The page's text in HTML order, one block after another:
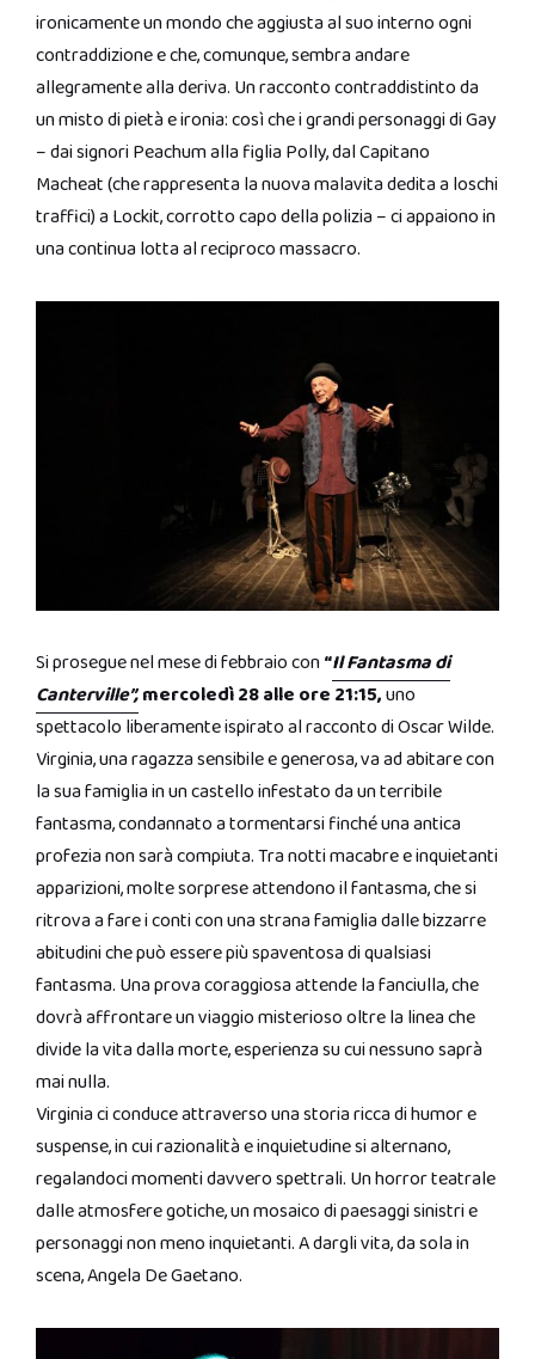
ironicamente un mondo che aggiusta al suo interno ogni
contraddizione e che, comunque, sembra andare
allegramente alla deriva. Un racconto contraddistinto da
un misto di pietà e ironia: così che i grandi personaggi di Gay
– dai signori Peachum alla figlia Polly, dal Capitano
Macheat (che rappresenta la nuova malavita dedita a loschi
traffici) a Lockit, corrotto capo della polizia – ci appaiono in
una continua lotta al reciproco massacro.
Si prosegue nel mese di febbraio con“Il Fantasma di
Canterville”,mercoledì 28 alle ore 21:15,uno
spettacolo liberamente ispirato al racconto di Oscar Wilde.
Virginia, una ragazza sensibile e generosa, va ad abitare con
la sua famiglia in un castello infestato da un terribile
fantasma, condannato a tormentarsi finché una antica
profezia non sarà compiuta. Tra notti macabre e inquietanti
apparizioni, molte sorprese attendono il fantasma, che si
ritrova a fare i conti con una strana famiglia dalle bizzarre
abitudini che può essere più spaventosa di qualsiasi
fantasma. Una prova coraggiosa attende la fanciulla, che
dovrà affrontare un viaggio misterioso oltre la linea che
divide la vita dalla morte, esperienza su cui nessuno saprà
mai nulla.
Virginia ci conduce attraverso una storia ricca di humor e
suspense, in cui razionalità e inquietudine si alternano,
regalandoci momenti davvero spettrali. Un horror teatrale
dalle atmosfere gotiche, un mosaico di paesaggi sinistri e
personaggi non meno inquietanti. A dargli vita, da sola in
scena, Angela De Gaetano.